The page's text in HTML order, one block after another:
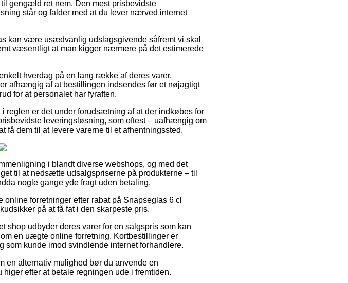
gengæld ret nem. Den mest prisbevidste
står og falder med at du lever nærved internet
kan være usædvanlig udslagsgivende såfremt vi skal
væsentligt at man kigger nærmere på det estimerede
hverdag på en lang række af deres varer,
afhængig af at bestillingen indsendes før et nøjagtigt
for at personalet har fyraften.
reglen er det under forudsætning af at der indkøbes for
leveringsløsning, som oftest – uafhængig om
dem til at levere varerne til et afhentningssted.
i blandt diverse webshops, og med det
til at nedsætte udsalgspriserne på produkterne – til
nogle gange yde fragt uden betaling.
forretninger efter rabat på Snapseglas 6 cl
på at få fat i den skarpeste pris.
shop udbyder deres varer for en salgspris som kan
en uægte online forretning. Kortbestillinger er
som kunde imod svindlende internet forhandlere.
en alternativ mulighed bør du anvende en
efter at betale regningen ude i fremtiden.